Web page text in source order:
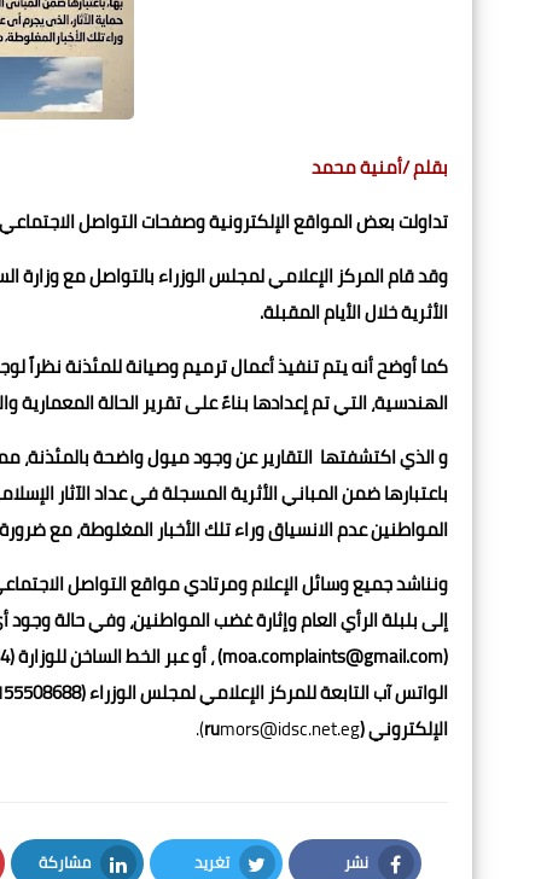
بقلم /أمنية محمد
تداولت بعض المواقع الإلكترونية وصفحات التواصل
وقد قام المركز الإعلامي لمجلس الوزراء بالتواصل مع وزارة
الأثرية خلال الأيام المقبلة.
كما أوضح أنه يتم تنفيذ أعمال ترميم وصيانة للمئذنة نظراً
الهندسية، التي تم إعدادها بناءً على تقرير الحالة المعمارية
و الذي اكتشفتها التقارير عن وجود ميول واضحة بالمئذنة،
باعتبارها ضمن المباني الأثرية المسجلة في عداد الآثار
المواطنين عدم الانسياق وراء تلك الأخبار المغلوطة، مع
ونناشد جميع وسائل الإعلام ومرتادي مواقع التواصل
إلى بلبلة الرأي العام وإثارة غضب المواطنين، وفي حالة
الإلكتروني (rumors@idsc.net.eg).
نشر تغريد مشاركة